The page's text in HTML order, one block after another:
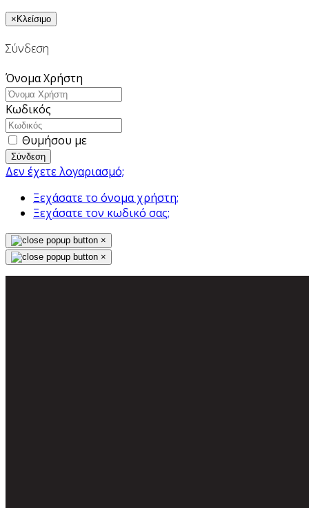
× Κλείσιμο
Σύνδεση
Όνομα Χρήστη
Κωδικός
Θυμήσου με
Σύνδεση
Δεν έχετε λογαριασμό;
Ξεχάσατε το όνομα χρήστη;
Ξεχάσατε τον κωδικό σας;
×
×